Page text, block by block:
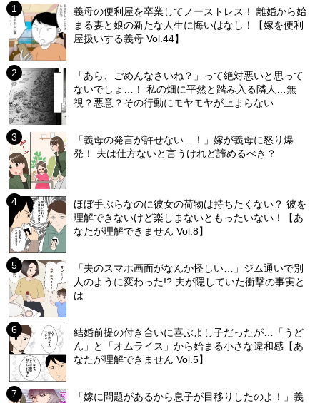
義母の便利屋を卒業してノーストレス！ 離婚から始
まる妻と娘の新たな人生に悔いはなし！【嫁を便利
屋扱いする義母 Vol.44】
「あら、ごめんなさいね？」って絶対悪いと思って
ないでしょ…！ 私の畑に平然と踏み入る隣人…無
視？悪意？その行動にモヤモヤが止まらない
「義母の発言が許せない…！」嫁が義母に怒り爆
発！ 夫は仕方ないと言うけれど諦めるべき？
ほぼ手ぶらなのに彼女の荷物は持ちたくない？ 彼を
理解できないけど楽しまないともったいない！【あ
なたが理解できません Vol.8】
「夫のスマホ画面がなんか怪しい…」ジム通いで別
人のように変わった!? 夫が隠していた衝撃の事実と
は
結婚前提の付き合いに喜ぶよし子だったが…「うど
ん」と「オムライス」から始まる小さな違和感【あ
なたが理解できません Vol.5】
「嫁に問題があるから息子が目移りしたのよ！」義